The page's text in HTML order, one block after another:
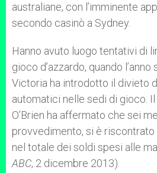
australiane, con l’imminente
secondo casinò a Sydney.
Hanno avuto luogo tentativi di
gioco d’azzardo, quando
Victoria ha introdotto il divieto
automatici nelle sedi di gioco.
O’Brien ha affermato che sei
provvedimento, si è riscontrato
nel totale dei soldi spesi alle
ABC, 2 dicembre 2013).